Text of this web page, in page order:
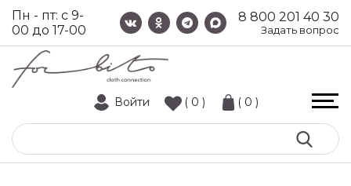
8 800 201 40 30
Задать вопрос
Пн - пт: с 9-
00 до 17-00
Войти ( 0 ) ( 0 )